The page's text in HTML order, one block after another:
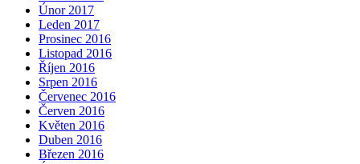
Únor 2017
Leden 2017
Prosinec 2016
Listopad 2016
Říjen 2016
Srpen 2016
Červenec 2016
Červen 2016
Květen 2016
Duben 2016
Březen 2016